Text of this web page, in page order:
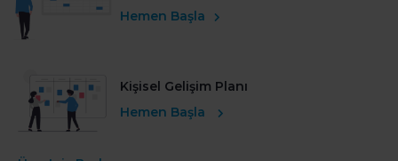
Hemen Başla
Kişisel Gelişim Planı
Hemen Başla